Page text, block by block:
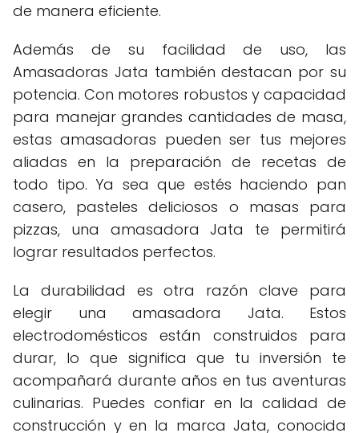
de manera eficiente.
Además de su facilidad de uso, las
Amasadoras Jata también destacan por su
potencia. Con motores robustos y capacidad
para manejar grandes cantidades de masa,
estas amasadoras pueden ser tus mejores
aliadas en la preparación de recetas de
todo tipo. Ya sea que estés haciendo pan
casero, pasteles deliciosos o masas para
pizzas, una amasadora Jata te permitirá
lograr resultados perfectos.
La durabilidad es otra razón clave para
elegir una amasadora Jata. Estos
electrodomésticos están construidos para
durar, lo que significa que tu inversión te
acompañará durante años en tus aventuras
culinarias. Puedes confiar en la calidad de
construcción y en la marca Jata, conocida